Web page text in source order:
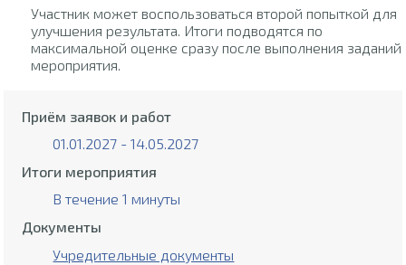
Участник может воспользоваться второй попыткой для
улучшения результата. Итоги подводятся по
максимальной оценке сразу после выполнения заданий
мероприятия.
Приём заявок и работ
01.01.2027 - 14.05.2027
Итоги мероприятия
В течение 1 минуты
Документы
Учредительные документы